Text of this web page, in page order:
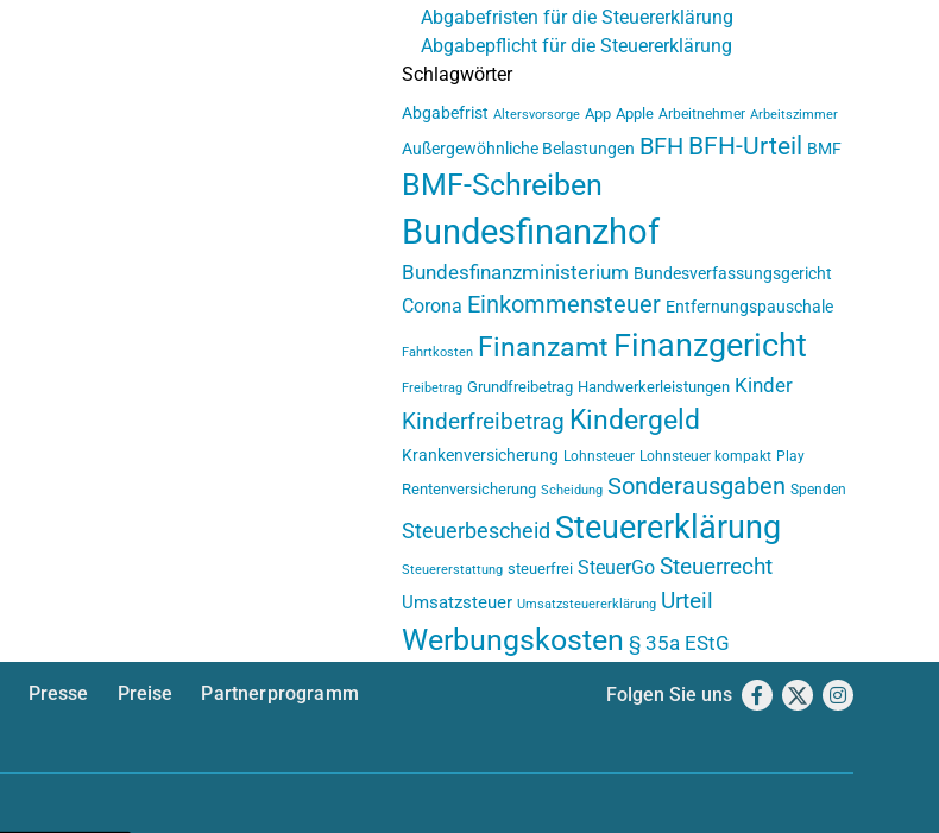
Abgabefristen für die Steuererklärung
Abgabepflicht für die Steuererklärung
Schlagwörter
Abgabefrist Altersvorsorge App Apple Arbeitnehmer Arbeitszimmer
Außergewöhnliche Belastungen BFH BFH-Urteil BMF
BMF-Schreiben
Bundesfinanzhof
Bundesfinanzministerium Bundesverfassungsgericht
Corona Einkommensteuer Entfernungspauschale
Fahrtkosten Finanzamt Finanzgericht
Freibetrag Grundfreibetrag Handwerkerleistungen Kinder
Kinderfreibetrag Kindergeld
Krankenversicherung Lohnsteuer Lohnsteuer kompakt Play
Rentenversicherung Scheidung Sonderausgaben Spenden
Steuerbescheid Steuererklärung
Steuererstattung steuerfrei SteuerGo Steuerrecht
Umsatzsteuer Umsatzsteuererklärung Urteil
Werbungskosten § 35a EStG
Presse Preise
Partnerprogramm
Folgen Sie uns Facebook
X Instagram